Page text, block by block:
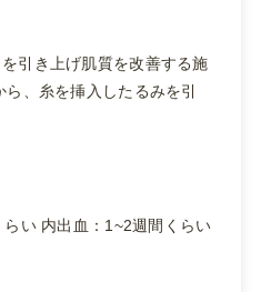
引き上げ肌質を改善する施
、糸を挿入したるみを引
い 内出血：1~2週間くらい